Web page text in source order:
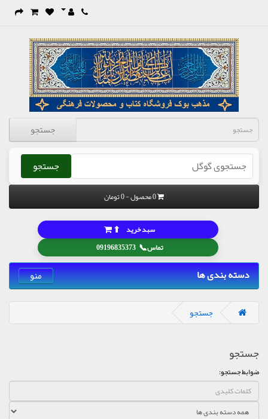
جستجو
جستجو
0 محصول - 0 تومان
تماس📞
09196835373
سبد خرید ⬆
دسته بندی ها منو
جستجو
جستجو
ضوابط جستجو: